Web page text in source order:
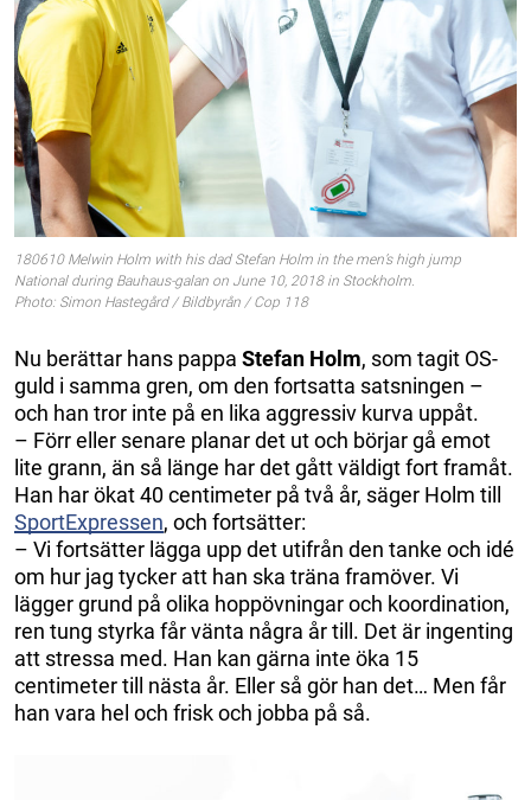
180610 Melwin Holm with his dad Stefan Holm in the men’s high jump
National during Bauhaus-galan on June 10, 2018 in Stockholm.
Photo: Simon Hastegård / Bildbyrån / Cop 118
Nu berättar hans pappa Stefan Holm, som tagit OS-
guld i samma gren, om den fortsatta satsningen –
och han tror inte på en lika aggressiv kurva uppåt.
– Förr eller senare planar det ut och börjar gå emot
lite grann, än så länge har det gått väldigt fort framåt.
Han har ökat 40 centimeter på två år, säger Holm till
SportExpressen, och fortsätter:
– Vi fortsätter lägga upp det utifrån den tanke och idé
om hur jag tycker att han ska träna framöver. Vi
lägger grund på olika hoppövningar och koordination,
ren tung styrka får vänta några år till. Det är ingenting
att stressa med. Han kan gärna inte öka 15
centimeter till nästa år. Eller så gör han det… Men får
han vara hel och frisk och jobba på så.